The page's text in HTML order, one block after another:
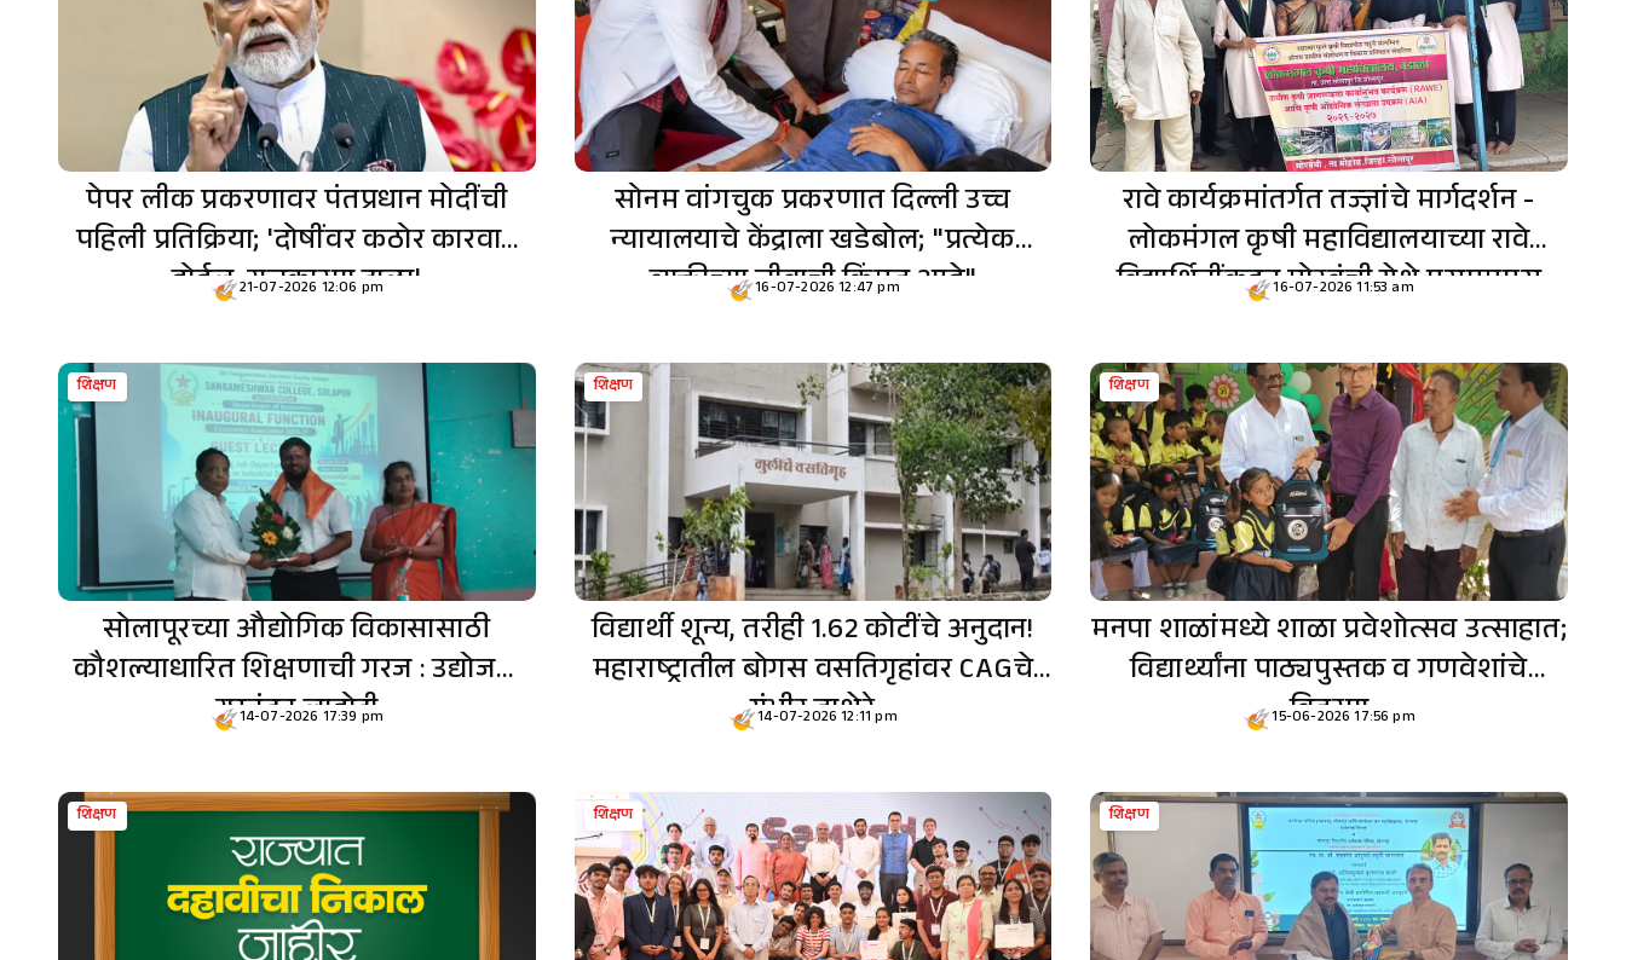
पेपर लीक प्रकरणावर पंतप्रधान मोदींची
पहिली प्रतिक्रिया; 'दोषींवर कठोर कारवाई
होईल, राजकारण टाळा'
21-07-2026 12:06 pm
सोनम वांगचुक प्रकरणात दिल्ली उच्च
न्यायालयाचे केंद्राला खडेबोल; "प्रत्येक
व्यक्तीच्या जीवाची किंमत आहे"
16-07-2026 12:47 pm
रावे कार्यक्रमांतर्गत तज्ज्ञांचे मार्गदर्शन -
लोकमंगल कृषी महाविद्यालयाच्या रावे
विद्यार्थिनींकडून मोरवंची येथे एसएमएस
16-07-2026 11:53 am
शिक्षण
सोलापूरच्या औद्योगिक विकासासाठी
कौशल्याधारित शिक्षणाची गरज : उद्योजक
रघुनंदन लाहोटी
14-07-2026 17:39 pm
शिक्षण
विद्यार्थी शून्य, तरीही 1.62 कोटींचे अनुदान!
महाराष्ट्रातील बोगस वसतिगृहांवर CAGचे
गंभीर ताशेरे
14-07-2026 12:11 pm
शिक्षण
मनपा शाळांमध्ये शाळा प्रवेशोत्सव उत्साहात;
विद्यार्थ्यांना पाठ्यपुस्तक व गणवेशांचे
वितरण
15-06-2026 17:56 pm
शिक्षण शिक्षण शिक्षण